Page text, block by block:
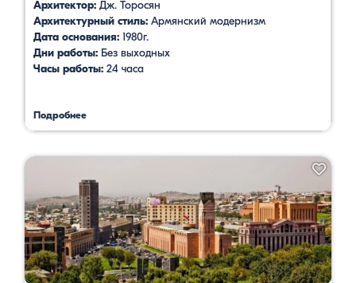
Архитектор: Дж. Торосян
Архитектурный стиль: Армянский модернизм
Дата основания: 1980г.
Дни работы: Без выходных
Часы работы: 24 часа
Подробнее